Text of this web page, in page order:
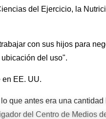
del Ejercicio, la
con sus hijos para
del uso".
en EE. UU.
que antes era una
del Centro de Medios